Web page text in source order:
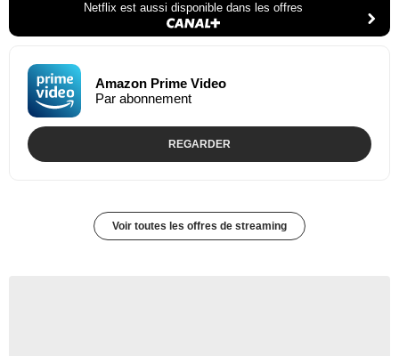
Netflix est aussi disponible dans les offres
Amazon Prime Video
Par abonnement
REGARDER
Voir toutes les offres de streaming